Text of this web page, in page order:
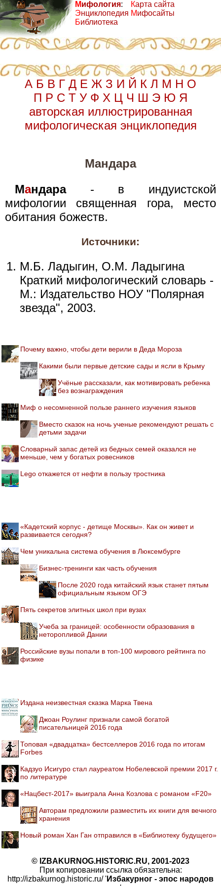
Мифология:
Энциклопедия
Библиотека
Карта сайта
Мифосайты
А Б В Г Д Е Ж З И Й К Л М Н О
П Р С Т У Ф Х Ц Ч Ш Э Ю Я
авторская иллюстрированная
мифологическая энциклопедия
Мандара
Мандара- в индуистской
мифологии священная гора, место
обитания божеств.
Источники:
М.Б. Ладыгин, О.М. Ладыгина
Краткий мифологический словарь -
М.: Издательство НОУ "Полярная
звезда", 2003.
Почему важно, чтобы дети верили в Деда Мороза
Какими были первые детские сады и ясли в Крыму
Учёные рассказали, как мотивировать ребенка
без вознаграждения
Миф о несомненной пользе раннего изучения языков
Вместо сказок на ночь ученые рекомендуют решать с
детьми задачи
Словарный запас детей из бедных семей оказался не
меньше, чем у богатых ровесников
Lego откажется от нефти в пользу тростника
«Кадетский корпус - детище Москвы». Как он живет и
развивается сегодня?
Чем уникальна система обучения в Люксембурге
Бизнес-тренинги как часть обучения
После 2020 года китайский язык станет пятым
официальным языком ОГЭ
Пять секретов элитных школ при вузах
Учеба за границей: особенности образования в
неторопливой Дании
Российские вузы попали в топ-100 мирового рейтинга по
физике
Издана неизвестная сказка Марка Твена
Джоан Роулинг признали самой богатой
писательницей 2016 года
Топовая «двадцатка» бестселлеров 2016 года по итогам
Forbes
Кадзуо Исигуро стал лауреатом Нобелевской премии 2017 г.
по литературе
«Нацбест-2017» выиграла Анна Козлова с романом «F20»
Авторам предложили разместить их книги для вечного
хранения
Новый роман Хан Ган отправился в «Библиотеку будущего»
© IZBAKURNOG.HISTORIC.RU, 2001-2023
При копировании ссылка обязательна:
http://izbakurnog.historic.ru/ 'Избакурног - эпос народов